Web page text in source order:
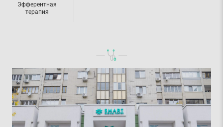
Эфферентная
терапия